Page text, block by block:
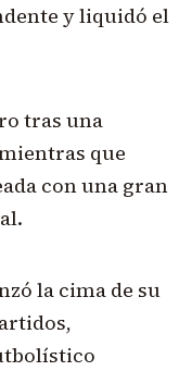
y liquidó el
tras una
que
con una gran
la cima de su